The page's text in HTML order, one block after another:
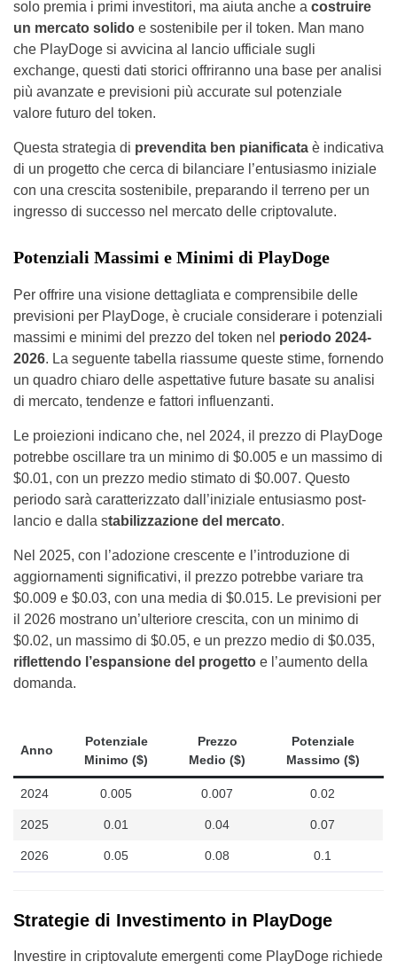
solo premia i primi investitori, ma aiuta anche a costruire
un mercato solido e sostenibile per il token. Man mano
che PlayDoge si avvicina al lancio ufficiale sugli
exchange, questi dati storici offriranno una base per analisi
più avanzate e previsioni più accurate sul potenziale
valore futuro del token.
Questa strategia di prevendita ben pianificata è indicativa
di un progetto che cerca di bilanciare l’entusiasmo iniziale
con una crescita sostenibile, preparando il terreno per un
ingresso di successo nel mercato delle criptovalute.
Potenziali Massimi e Minimi di PlayDoge
Per offrire una visione dettagliata e comprensibile delle
previsioni per PlayDoge, è cruciale considerare i potenziali
massimi e minimi del prezzo del token nel periodo 2024-
2026. La seguente tabella riassume queste stime, fornendo
un quadro chiaro delle aspettative future basate su analisi
di mercato, tendenze e fattori influenzanti.
Le proiezioni indicano che, nel 2024, il prezzo di PlayDoge
potrebbe oscillare tra un minimo di $0.005 e un massimo di
$0.01, con un prezzo medio stimato di $0.007. Questo
periodo sarà caratterizzato dall’iniziale entusiasmo post-
lancio e dalla stabilizzazione del mercato.
Nel 2025, con l’adozione crescente e l’introduzione di
aggiornamenti significativi, il prezzo potrebbe variare tra
$0.009 e $0.03, con una media di $0.015. Le previsioni per
il 2026 mostrano un’ulteriore crescita, con un minimo di
$0.02, un massimo di $0.05, e un prezzo medio di $0.035,
riflettendo l’espansione del progetto e l’aumento della
domanda.
Anno
Potenziale
Minimo ($)
Prezzo
Medio ($)
Potenziale
Massimo ($)
2024 0.005 0.007 0.02
2025 0.01 0.04 0.07
2026 0.05 0.08 0.1
Strategie di Investimento in PlayDoge
Investire in criptovalute emergenti come PlayDoge richiede